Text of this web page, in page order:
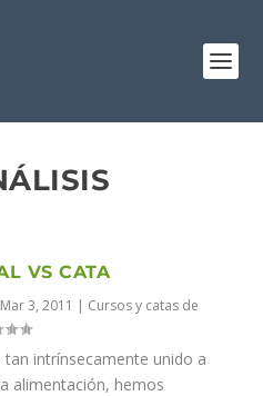
VS CATA
Mar 3, 2011 | Cursos y catas de
intrínsecamente unido a
alimentación, hemos